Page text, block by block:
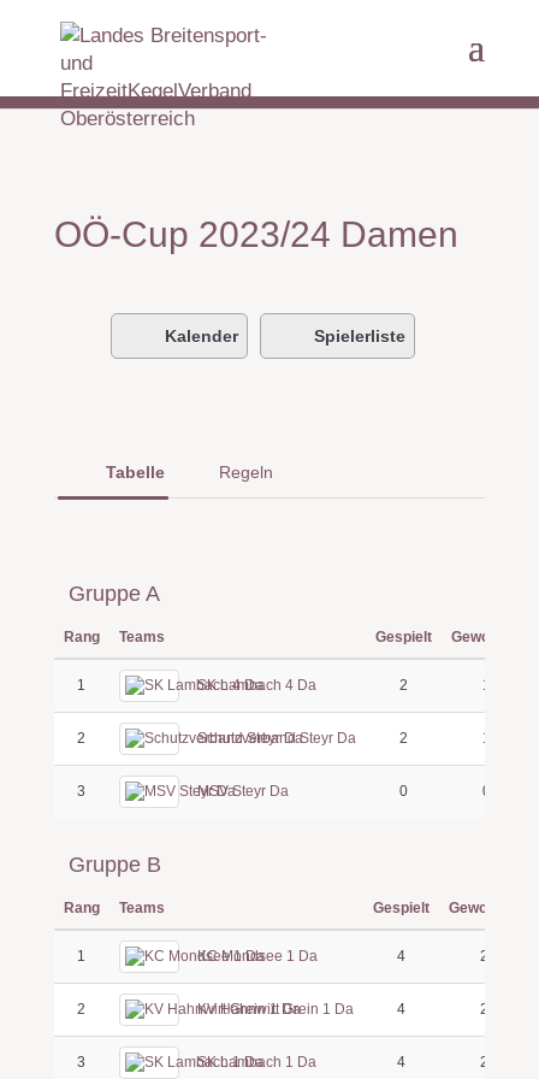
OÖ-Cup 2023/24 Damen
Kalender Spielerliste
Tabelle Regeln
Gruppe A
Rang Teams Gespielt Gewonnen
1 SK Lambach 4 Da 2 1
2 Schutzverband Steyr Da 2 1
3 MSV Steyr Da 0 0
Gruppe B
Rang Teams Gespielt Gewonnen
1 KC Mondsee 1 Da 4 2
2 KV Hahnwirt Grein 1 Da 4 2
3 SK Lambach 1 Da 4 2